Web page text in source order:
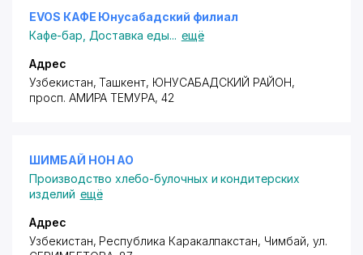
EVOS КАФЕ Юнусабадский филиал
Кафе-бар Доставка еды... ещё
Адрес
Узбекистан, Ташкент, ЮНУСАБАДСКИЙ РАЙОН,
просп. АМИРА ТЕМУРА, 42
ШИМБАЙ НОН АО
Производство хлебо-булочных и кондитерских
изделий ещё
Адрес
Узбекистан, Республика Каракалпакстан, Чимбай, ул.